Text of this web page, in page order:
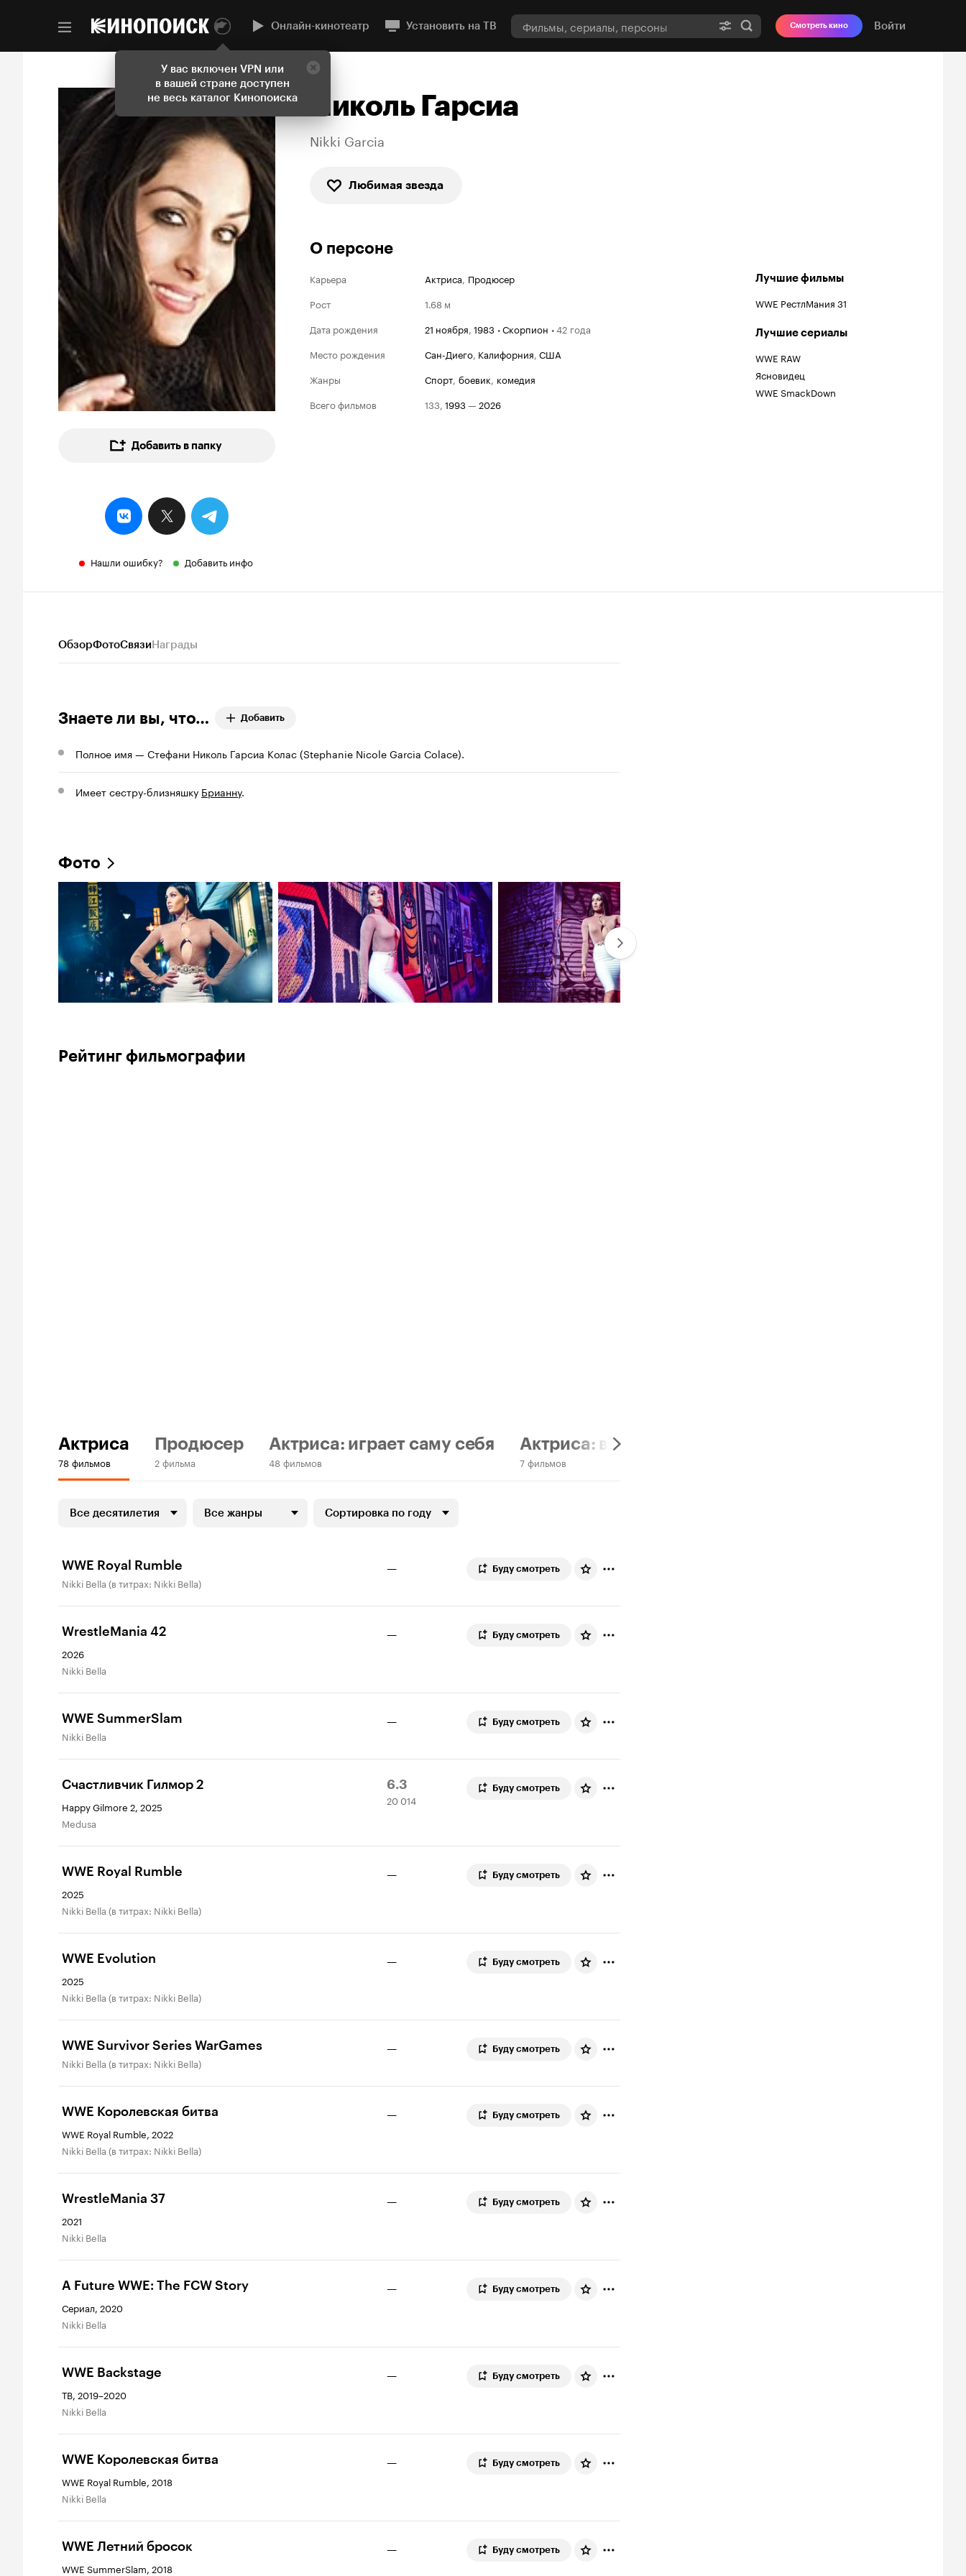
У вас включен VPN или
в вашей стране доступен
не весь каталог Кинопоиска
Онлайн-кинотеатр Установить на ТВ Смотреть кино Войти
Добавить в папку
Нашли ошибку? Добавить инфо
Николь Гарсиа
Nikki Garcia
Любимая звезда
О персоне
Карьера Актриса, Продюсер
Рост
1.68 м
Дата рождения
21 ноября, 1983 •Скорпион •42 года
Место рождения
Сан-Диего, Калифорния, США
Жанры
спорт, боевик, комедия
Всего фильмов
133, 1993— 2026
Лучшие фильмы
WWE РестлМания 31
Лучшие сериалы
WWE RAW
Ясновидец
WWE SmackDown
ОбзорФотоСвязиНаграды
Знаете ли вы, что… Добавить
Полное имя — Стефани Николь Гарсиа Колас (Stephanie Nicole Garcia Colace).
Имеет сестру-близняшку Брианну.
Фото
Рейтинг фильмографии
Актриса
78 фильмов
Продюсер
2 фильма
Актриса: играет саму себя
48 фильмов
Актриса: в титрах не указана
7 фильмов
Все десятилетия Все жанры Сортировка по году
WWE Royal Rumble
Nikki Bella (в титрах: Nikki Bella)
— Буду смотреть
WrestleMania 42
2026
Nikki Bella
— Буду смотреть
WWE SummerSlam
Nikki Bella
— Буду смотреть
Счастливчик Гилмор 2
Happy Gilmore 2, 2025
Medusa
Рейтинг
Кинопоиска
6.3
20
014
20 014
Буду смотреть
WWE Royal Rumble
2025
Nikki Bella (в титрах: Nikki Bella)
— Буду смотреть
WWE Evolution
2025
Nikki Bella (в титрах: Nikki Bella)
— Буду смотреть
WWE Survivor Series WarGames
Nikki Bella (в титрах: Nikki Bella)
— Буду смотреть
WWE Королевская битва
WWE Royal Rumble, 2022
Nikki Bella (в титрах: Nikki Bella)
— Буду смотреть
WrestleMania 37
2021
Nikki Bella
— Буду смотреть
A Future WWE: The FCW Story
Сериал, 2020
Nikki Bella
— Буду смотреть
WWE Backstage
ТВ, 2019–2020
Nikki Bella
— Буду смотреть
WWE Королевская битва
WWE Royal Rumble, 2018
Nikki Bella
— Буду смотреть
WWE Летний бросок
WWE SummerSlam, 2018
— Буду смотреть